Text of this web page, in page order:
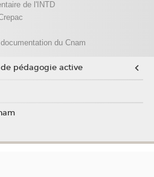
de l'INTD
du Cnam
pédagogie active